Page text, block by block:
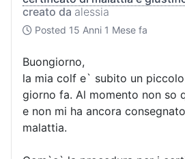
creato da alessia
Posted 15 Anni 1 Mese fa
Buongiorno,
la mia colf e` subito un
giorno fa. Al momento non so
e non mi ha ancora
malattia.